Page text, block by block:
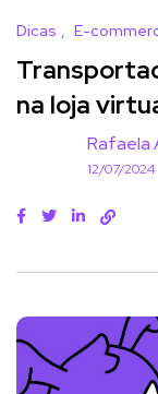
Dicas E-
na loja
Rafaela
12/07/2024